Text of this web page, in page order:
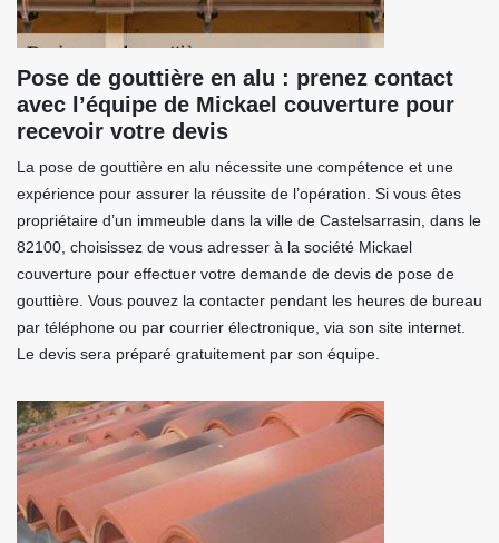
Pose de gouttière en alu : prenez contact
avec l’équipe de Mickael couverture pour
recevoir votre devis
La pose de gouttière en alu nécessite une compétence et une
expérience pour assurer la réussite de l’opération. Si vous êtes
propriétaire d’un immeuble dans la ville de Castelsarrasin, dans le
82100, choisissez de vous adresser à la société Mickael
couverture pour effectuer votre demande de devis de pose de
gouttière. Vous pouvez la contacter pendant les heures de bureau
par téléphone ou par courrier électronique, via son site internet.
Le devis sera préparé gratuitement par son équipe.